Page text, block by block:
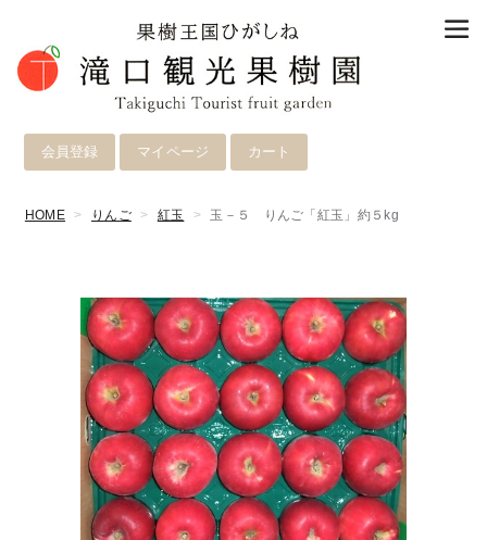
カート
マイページ
会員登録
HOME りんご 紅玉 玉－５ りんご「紅玉」約５kg